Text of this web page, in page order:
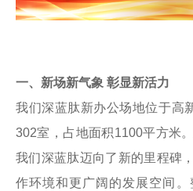
一、新场新气象 彰显新活力
我们深蓝肽新办公场地位于高
302室，占地面积1100平方米
我们深蓝肽迈向了新的里程碑
作环境和更广阔的发展空间